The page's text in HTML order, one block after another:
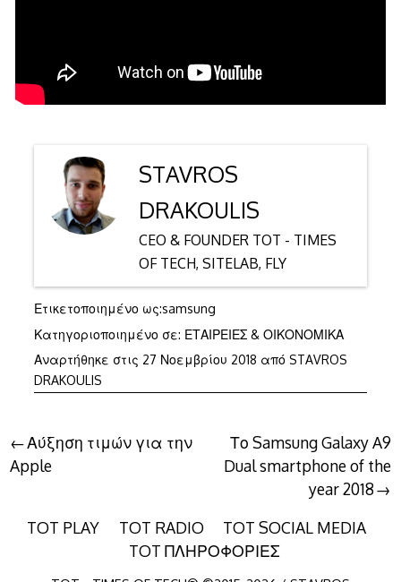
STAVROS
DRAKOULIS
CEO & FOUNDER TOT - TIMES
OF TECH, SITELAB, FLY
Ετικετοποιημένο ως:samsung
Κατηγοριοποιημένο σε: ΕΤΑΙΡΕΙΕΣ & ΟΙΚΟΝΟΜΙΚΑ
Αναρτήθηκε στις 27 Νοεμβρίου 2018 από STAVROS
DRAKOULIS
Πλοήγηση
άρθρων
Αύξηση τιμών για την
Apple
Το Samsung Galaxy A9
Dual smartphone of the
year 2018
TOT PLAY
TOT RADIO
TOT SOCIAL MEDIA
TOT ΠΛΗΡΟΦΟΡΙΕΣ